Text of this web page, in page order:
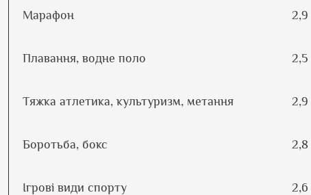
Марафон 2,9
Плавання, водне поло 2,5
Тяжка атлетика, культуризм, метання 2,9
Боротьба, бокс 2,8
Ігрові види спорту 2,6